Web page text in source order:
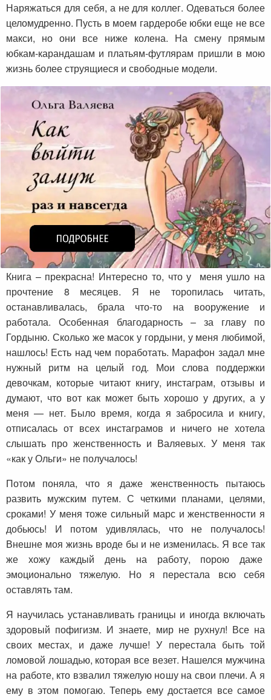
Наряжаться для себя, а не для коллег. Одеваться более
целомудренно. Пусть в моем гардеробе юбки еще не все
макси, но они все ниже колена. На смену прямым
юбкам-карандашам и платьям-футлярам пришли в мою
жизнь более струящиеся и свободные модели.
Книга – прекрасна! Интересно то, что у меня ушло на
прочтение 8 месяцев. Я не торопилась читать,
останавливалась, брала что-то на вооружение и
работала. Особенная благодарность – за главу по
Гордыню. Сколько же масок у гордыни, у меня любимой,
нашлось! Есть над чем поработать. Марафон задал мне
нужный ритм на целый год. Мои слова поддержки
девочкам, которые читают книгу, инстаграм, отзывы и
думают, что вот как может быть хорошо у других, а у
меня — нет. Было время, когда я забросила и книгу,
отписалась от всех инстаграмов и ничего не хотела
слышать про женственность и Валяевых. У меня так
«как у Ольги» не получалось!
Потом поняла, что я даже женственность пытаюсь
развить мужским путем. С четкими планами, целями,
сроками! У меня тоже сильный марс и женственности я
добьюсь! И потом удивлялась, что не получалось!
Внешне моя жизнь вроде бы и не изменилась. Я все так
же хожу каждый день на работу, порою даже
эмоционально тяжелую. Но я перестала всю себя
оставлять там.
Я научилась устанавливать границы и иногда включать
здоровый пофигизм. И знаете, мир не рухнул! Все на
своих местах, и даже лучше! У перестала быть той
ломовой лошадью, которая все везет. Нашелся мужчина
на работе, кто взвалил тяжелую ношу на свои плечи. А я
ему в этом помогаю. Теперь ему достается все самое